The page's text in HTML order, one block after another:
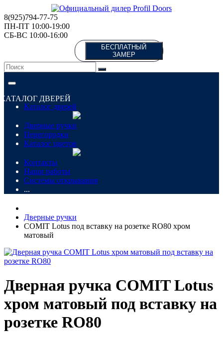
8(925)794-77-75
ПН-ПТ 10:00-19:00
СБ-ВС 10:00-16:00
БЕСПЛАТНЫЙ
ЗАМЕР
КАТАЛОГ ДВЕРЕЙ
Каталог дверей
Дверные ручки
Перегородки
Каталог цветов
Контакты
Наши работы
Системы открывания
...
Дверные ручки
COMIT Lotus под вставку на розетке RO80 хром
матовый
Дверная ручка COMIT Lotus
хром матовый под вставку на
розетке RO80